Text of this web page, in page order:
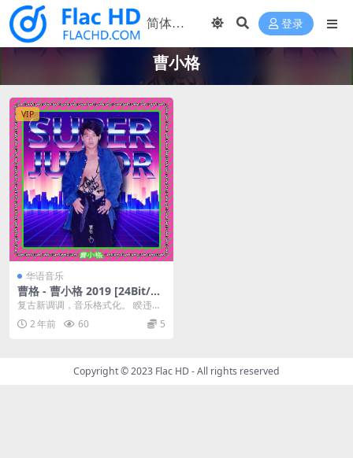
登录
曹小格
VIP
华语音乐
曹格 - 曹小格 2019 [24Bit/48
KHz] [Hi-Res WAV 646MB]
复古新调调，音乐格式化。 睽违三
年， 就是音乐X滚石唱片X金曲歌王
曹格 联盟打造...
2 年前 60 5
Copyright © 2023 Flac HD- All rights reserved